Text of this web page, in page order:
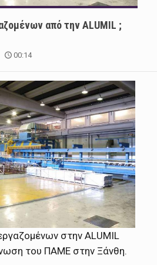
από την ALUMIL ;
00:14
στην ALUMIL
του ΠΑΜΕ στην Ξάνθη.